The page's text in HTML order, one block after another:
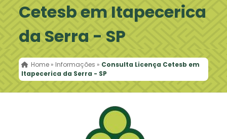
Cetesb em Itapecerica
da Serra - SP
Home » Informações » Consulta Licença Cetesb em
Itapecerica da Serra - SP